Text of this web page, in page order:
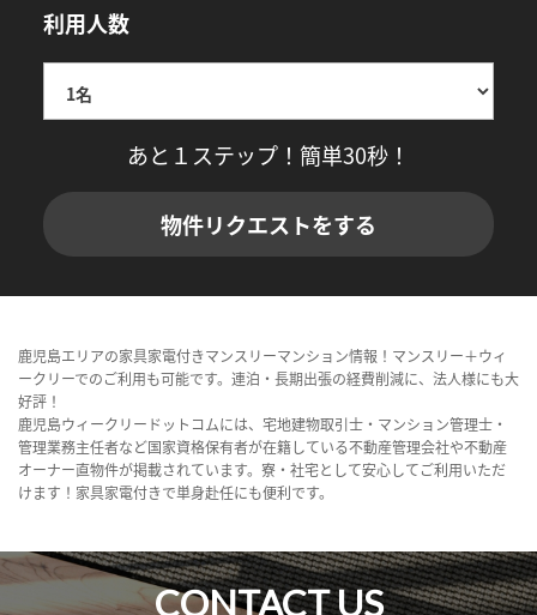
利用人数
あと１ステップ！簡単30秒！
物件リクエストをする
鹿児島エリアの家具家電付きマンスリーマンション情報！マンスリー＋ウィ
ークリーでのご利用も可能です。連泊・長期出張の経費削減に、法人様にも大
好評！
鹿児島ウィークリードットコムには、宅地建物取引士・マンション管理士・
管理業務主任者など国家資格保有者が在籍している不動産管理会社や不動産
オーナー直物件が掲載されています。寮・社宅として安心してご利用いただ
けます！家具家電付きで単身赴任にも便利です。
CONTACT US